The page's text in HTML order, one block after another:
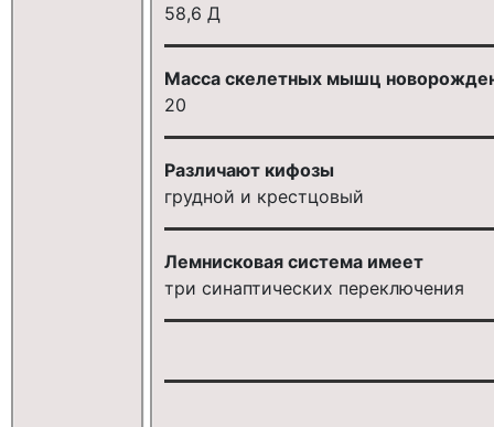
58,6 Д
Масса скелетных мышц
20
Различают кифозы
грудной и крестцовый
Лемнисковая система имеет
три синаптических переключения